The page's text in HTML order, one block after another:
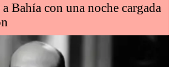
Bahía con una noche cargada